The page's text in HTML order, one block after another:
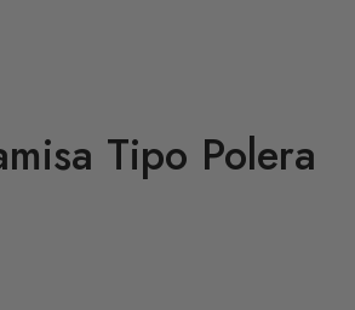
Tipo Polera